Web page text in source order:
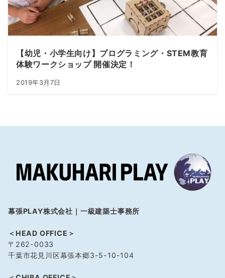
【幼児・小学生向け】プログラミング・STEM教育
体験ワークショップ 開催決定！
2019年3月7日
幕張PLAY株式会社｜一級建築士事務所
＜HEAD OFFICE＞
〒262-0033
千葉市花見川区幕張本郷3-5-10-104